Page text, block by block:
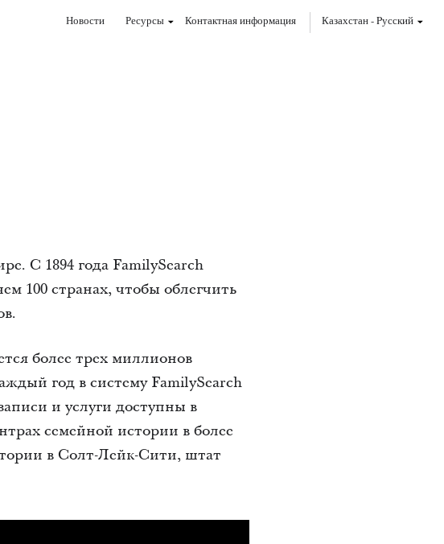
Новости Ресурсы Контактная информация Казахстан-Pусский
С 1894 года FamilySearch
100 странах, чтобы облегчить
более трех миллионов
год в систему FamilySearch
и услуги доступны в
семейной истории в более
в Солт-Лейк-Сити, штат